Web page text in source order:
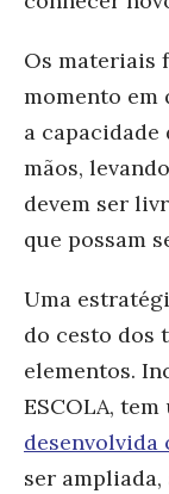
Os materiais
momento em
a capacidade
mãos,
devem ser
que possam
Uma
do cesto dos
elementos.
ESCOLA, tem
desenvolvida
ser